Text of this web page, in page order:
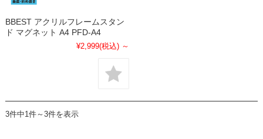
BBEST アクリルフレームスタン
ド マグネット A4 PFD-A4
¥2,999(税込) ～
3件中1件～3件を表示